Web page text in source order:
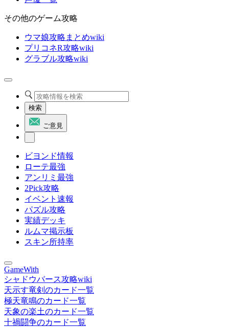
その他のゲーム攻略
ウマ娘攻略まとめwiki
プリコネR攻略wiki
グラブル攻略wiki
検索
ご意見
ビヨンド情報
ローテ最強
アンリミ最強
2Pick攻略
イベント速報
パズル攻略
実績デッキ
ルムマ掲示板
スキン所持率
GameWith
シャドウバース攻略wiki
天示す竜剣のカード一覧
極天竜鳴のカード一覧
天象の楽土のカード一覧
十禍闘争のカード一覧